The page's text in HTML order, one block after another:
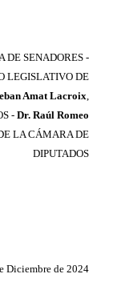
DE SENADORES -
LEGISLATIVO DE
Amat Lacroix,
- Dr. Raúl Romeo
LA CÁMARA DE
DIPUTADOS
Diciembre de 2024